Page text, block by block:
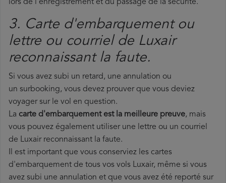
lors de l'enregistrement et du passage de la sécurité.
3. Carte d'embarquement ou
lettre ou courriel de Luxair
reconnaissant la faute.
Si vous avez subi un retard, une annulation ou
un surbooking, vous devez prouver que vous deviez
voyager sur le vol en question.
La carte d'embarquement est la meilleure preuve, mais
vous pouvez également utiliser une lettre ou un courriel
de Luxair reconnaissant la faute.
Il est important que vous conserviez les cartes
d'embarquement de tous vos vols Luxair, même si vous
avez subi une annulation et que vous avez été reporté sur